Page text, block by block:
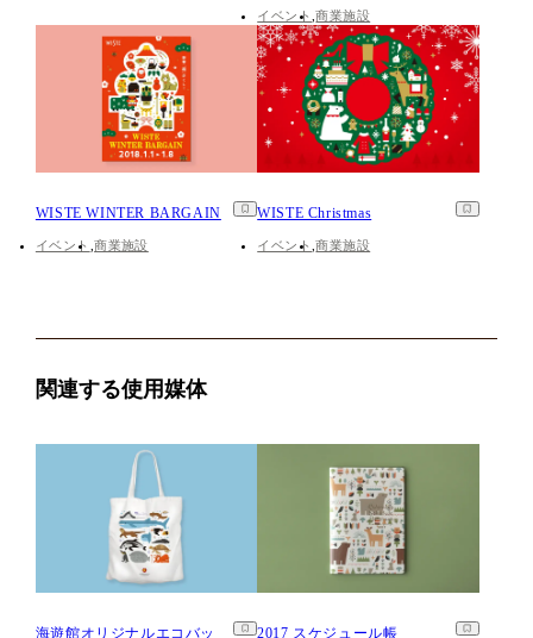
イベント 商業施設
WISTE WINTER BARGAIN
イベント 商業施設
WISTE Christmas
イベント 商業施設
関連する使用媒体
海遊館オリジナルエコバッ 2017 スケジュール帳